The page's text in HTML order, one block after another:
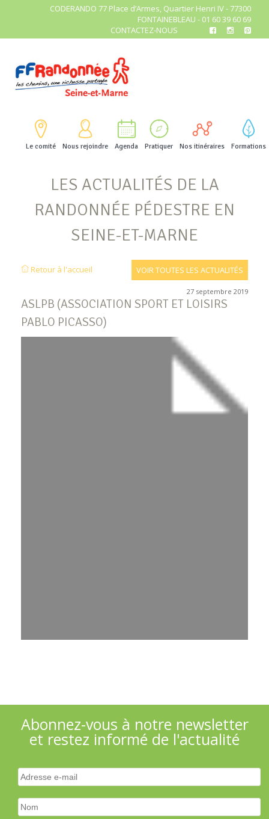
CODERANDO 77 Place d’Armes, Quartier Henri IV - 77300
FONTAINEBLEAU - 01 60 39 60 69
CONTACTEZ-NOUS
Le comité Nous rejoindre Agenda Pratiquer Nos itinéraires Formations
LES ACTUALITÉS DE LA
RANDONNÉE PÉDESTRE EN
SEINE-ET-MARNE
Retour à l'accueil VOIR TOUTES LES ACTUALITÉS
ASLPB (ASSOCIATION SPORT ET LOISIRS
PABLO PICASSO)
27 septembre 2019
Abonnez-vous à notre newsletter
et restez informé de l'actualité